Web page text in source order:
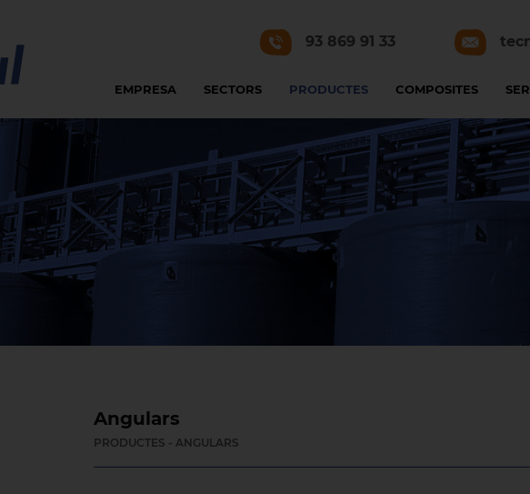
93 869 91 33
EMPRESA SECTORS PRODUCTES COMPOSITES
Angulars
PRODUCTES - ANGULARS